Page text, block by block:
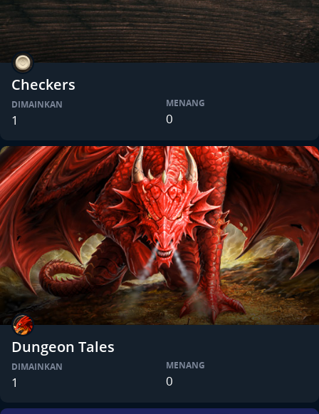
Checkers
DIMAINKAN
1
MENANG
0
Dungeon Tales
DIMAINKAN
1
MENANG
0